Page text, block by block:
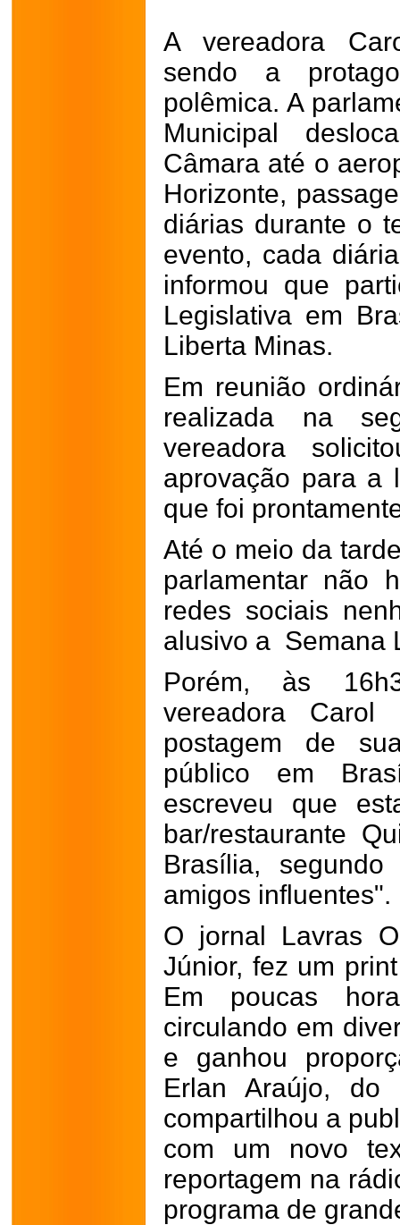
A vereadora
sendo a
polêmica. A
Municipal
Câmara até o
Horizonte,
diárias durante o
evento, cada
informou que
Legislativa em
Liberta Minas.
Em reunião
realizada na
vereadora
aprovação para a
que foi
Até o meio da
parlamentar não
redes sociais
alusivo a Semana
Porém, às
vereadora
postagem de
público em
escreveu que
bar/restaurante
Brasília,
amigos influentes".
O jornal Lavras
Júnior, fez um
Em poucas
circulando em
e ganhou
Erlan Araújo, do
compartilhou a
com um novo
reportagem na
programa de